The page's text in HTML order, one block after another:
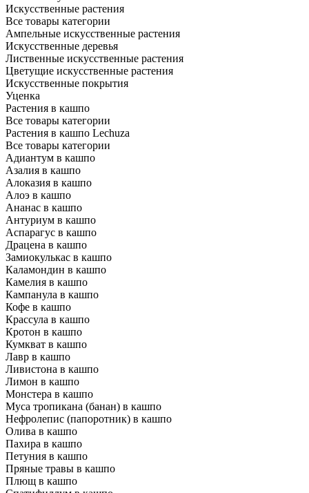
Искусственные растения
Все товары категории
Ампельные искусственные растения
Искусственные деревья
Лиственные искусственные растения
Цветущие искусственные растения
Искусственные покрытия
Уценка
Растения в кашпо
Все товары категории
Растения в кашпо Lechuza
Все товары категории
Адиантум в кашпо
Азалия в кашпо
Алоказия в кашпо
Алоэ в кашпо
Ананас в кашпо
Антуриум в кашпо
Аспарагус в кашпо
Драцена в кашпо
Замиокулькас в кашпо
Каламондин в кашпо
Камелия в кашпо
Кампанула в кашпо
Кофе в кашпо
Крассула в кашпо
Кротон в кашпо
Кумкват в кашпо
Лавр в кашпо
Ливистона в кашпо
Лимон в кашпо
Монстера в кашпо
Муса тропикана (банан) в кашпо
Нефролепис (папоротник) в кашпо
Олива в кашпо
Пахира в кашпо
Петуния в кашпо
Пряные травы в кашпо
Плющ в кашпо